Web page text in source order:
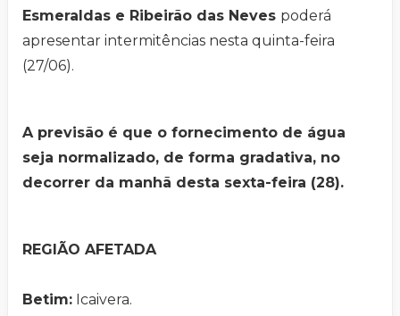
Esmeraldas e Ribeirão das Neves poderá
apresentar intermitências nesta quinta-feira
(27/06).
A previsão é que o fornecimento de água
seja normalizado, de forma gradativa, no
decorrer da manhã desta sexta-feira (28).
REGIÃO AFETADA
Betim: Icaivera.